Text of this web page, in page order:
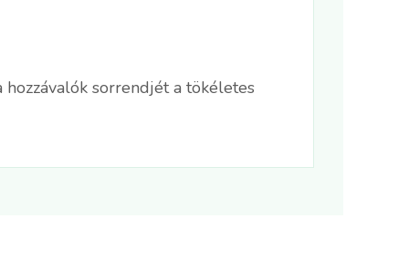
sorrendjét a tökéletes